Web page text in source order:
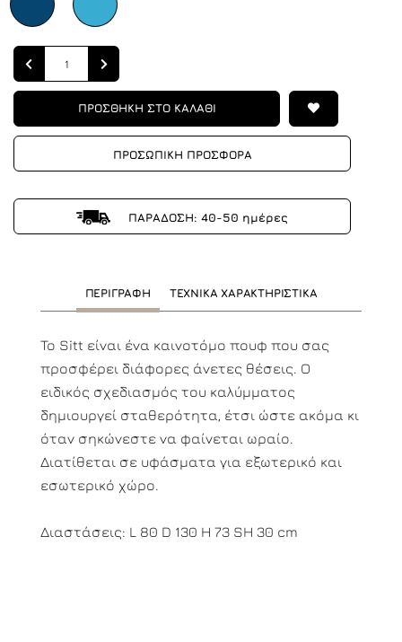
Quantity
ΠΡΟΣΘΗΚΗ ΣΤΟ ΚΑΛΑΘΙ
ΠΡΟΣΩΠΙΚΗ ΠΡΟΣΦΟΡΑ
ΠΑΡΑΔΟΣΗ: 40-50 ημέρες
ΠΕΡΙΓΡΑΦΗ ΤΕΧΝΙΚΑ ΧΑΡΑΚΤΗΡΙΣΤΙΚΑ
To Sitt είναι ένα καινοτόμο πουφ που σας
προσφέρει διάφορες άνετες θέσεις. Ο
ειδικός σχεδιασμός του καλύμματος
δημιουργεί σταθερότητα, έτσι ώστε ακόμα κι
όταν σηκώνεστε να φαίνεται ωραίο.
Διατίθεται σε υφάσματα για εξωτερικό και
εσωτερικό χώρο.
Διαστάσεις: L 80 D 130 H 73 SH 30 cm